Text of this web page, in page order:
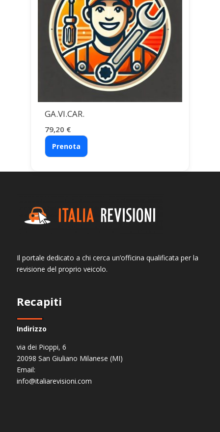
GA.VI.CAR.
79,20 €
Prenota
Il portale dedicato a chi cerca un’officina qualificata per la
revisione del proprio veicolo.
Recapiti
Indirizzo
via dei Pioppi, 6
20098 San Giuliano Milanese (MI)
Email:
info@italiarevisioni.com